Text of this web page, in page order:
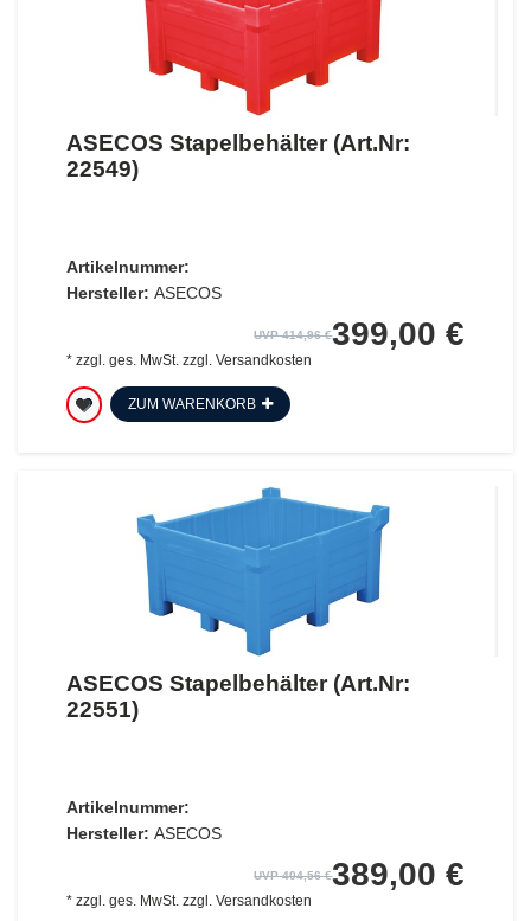
ASECOS Stapelbehälter (Art.Nr:
22549)
Artikelnummer:
Hersteller: ASECOS
UVP 414,96 €399,00 €
* zzgl. ges. MwSt.zzgl. Versandkosten
ZUM WARENKORB
ASECOS Stapelbehälter (Art.Nr:
22551)
Artikelnummer:
Hersteller: ASECOS
UVP 404,56 €389,00 €
* zzgl. ges. MwSt. zzgl. Versandkosten